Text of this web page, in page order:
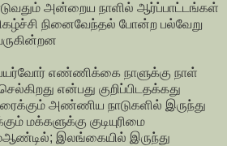
அன்றைய நாளில் ஆர்ப்பாட்டங்கள்
நினைவேந்தல் போன்ற பல்வேறு
எண்ணிக்கை நாளுக்கு நாள்
என்பது குறிப்பிடதக்கது
அண்ணிய நாடுகளில் இருந்து
மக்களுக்கு குடியுரிமை
இலங்கையில் இருந்து